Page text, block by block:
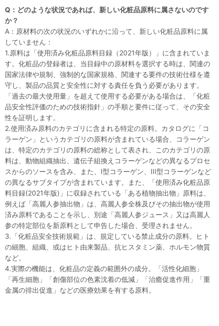
Q：どのような状況であれば、新しい化粧品原料に属さないのです
か？
A：原材料の次の状況のいずれかに沿って、新しい化粧品原料に属
していません：
1.原料は「使用済み化粧品原料目録（2021年版）」に含まれていま
す。化粧品の登録者は、当目録中の原材料を選択する時は、関連の
国家法律や規制、強制的な国家規格、関連する要件の技術仕様を遵
守し、製品の品質と安全性に対する責任を負う必要があります。
「過去の最大使用量」を超えて使用する必要がある場合は、「化粧
品安全性評価のための技術指針」の手順と要件に従って、その安全
性を証明します。
2.使用済み原料のカテゴリに含まれる特定の原料。カタログに「コ
ラーゲン」というカテゴリの原料が含まれている場合、コラーゲン
は、特定のカテゴリの原料の総称として表され、このカテゴリの原
料は、動物組織抽出、遺伝子組換えコラーゲンなどの異なるプロセ
スからのソースを含み、また、I型コラーゲン、III型コラーゲンなど
の異なるサブタイプが含まれています。また、「使用済み化粧品原
料目録(2021年版)」に収録されている「ある植物抽出物」原料は、
例えば「高麗人参抽出物」は、高麗人参全株及びその抽出物が使用
済み原料であることを示し、別途「高麗人参ジュース」又は高麗人
参の特定部位を新原料として申告した場合、受理されません。
3.「化粧品安全技術規範」は、規定している禁止成分の原料。ヒト
の細胞、組織、或はヒト由来製品、抗ヒスタミン薬、ホルモン物質
など。
4.実際の機能は、化粧品の定義の範囲外の成分。「活性化細胞」
「再生細胞」「創傷部位の色素沈着の低減」「治癒促進作用」「重
金属の排出促進」などの医療効果を有する原料。